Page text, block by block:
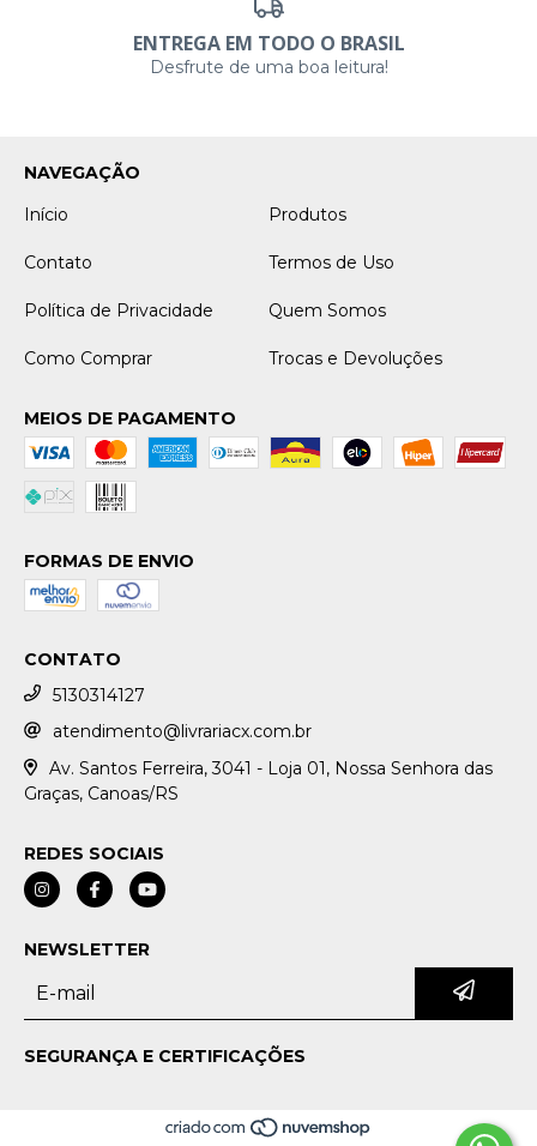
ENTREGA EM TODO O BRASIL
Desfrute de uma boa leitura!
NAVEGAÇÃO
Início
Produtos
Contato Termos de Uso
Política de Privacidade Quem Somos
Como Comprar Trocas e Devoluções
MEIOS DE PAGAMENTO
FORMAS DE ENVIO
CONTATO
5130314127
atendimento@livrariacx.com.br
Av. Santos Ferreira, 3041 - Loja 01, Nossa Senhora das
Graças, Canoas/RS
REDES SOCIAIS
NEWSLETTER
SEGURANÇA E CERTIFICAÇÕES